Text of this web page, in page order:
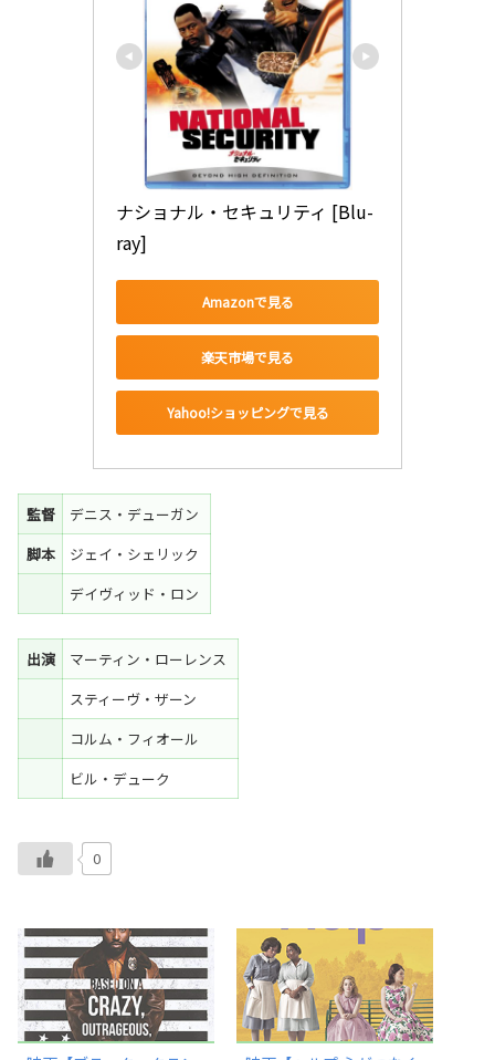
ナショナル・セキュリティ [Blu-
ray]
Amazonで見る
楽天市場で見る
Yahoo!ショッピングで見る
監督
デニス・デューガン
脚本
ジェイ・シェリック
デイヴィッド・ロン
出演
マーティン・ローレンス
スティーヴ・ザーン
コルム・フィオール
ビル・デューク
0